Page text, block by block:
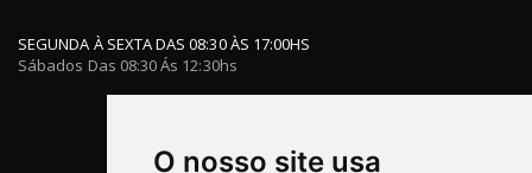
O nosso site usa
SEGUNDA À SEXTA DAS 08:30 ÀS 17:00HS
Sábados Das 08:30 Ás 12:30hs